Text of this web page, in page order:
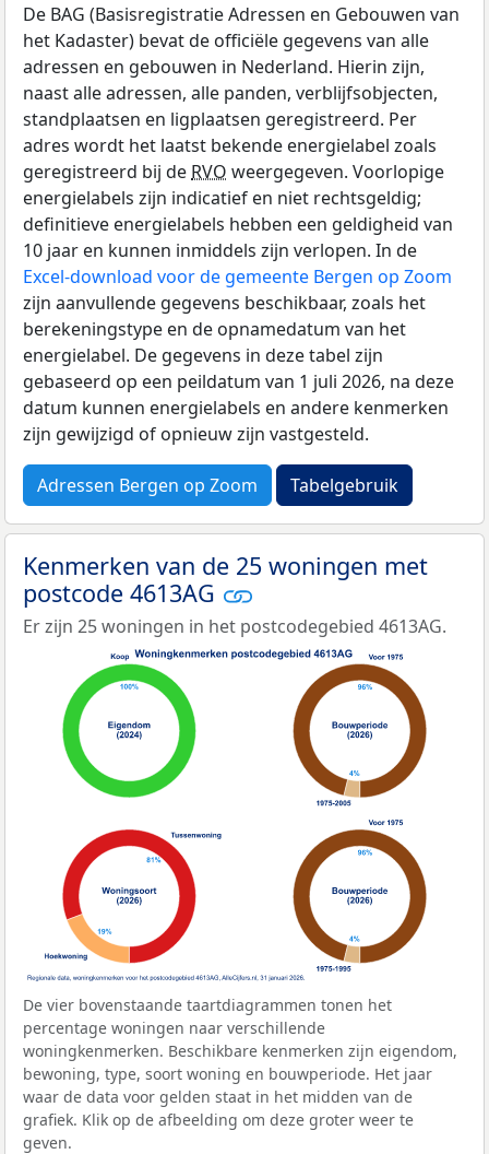
De BAG (Basisregistratie Adressen en Gebouwen van
het Kadaster) bevat de officiële gegevens van alle
adressen en gebouwen in Nederland. Hierin zijn,
naast alle adressen, alle panden, verblijfsobjecten,
standplaatsen en ligplaatsen geregistreerd. Per
adres wordt het laatst bekende energielabel zoals
geregistreerd bij de RVO weergegeven. Voorlopige
energielabels zijn indicatief en niet rechtsgeldig;
definitieve energielabels hebben een geldigheid van
10 jaar en kunnen inmiddels zijn verlopen. In de
Excel-download voor de gemeente Bergen op Zoom
zijn aanvullende gegevens beschikbaar, zoals het
berekeningstype en de opnamedatum van het
energielabel. De gegevens in deze tabel zijn
gebaseerd op een peildatum van 1 juli 2026, na deze
datum kunnen energielabels en andere kenmerken
zijn gewijzigd of opnieuw zijn vastgesteld.
Adressen Bergen op Zoom Tabelgebruik
Kenmerken van de 25 woningen met
postcode 4613AG
Er zijn 25 woningen in het postcodegebied 4613AG.
De vier bovenstaande taartdiagrammen tonen het
percentage woningen naar verschillende
woningkenmerken. Beschikbare kenmerken zijn eigendom,
bewoning, type, soort woning en bouwperiode. Het jaar
waar de data voor gelden staat in het midden van de
grafiek. Klik op de afbeelding om deze groter weer te
geven.